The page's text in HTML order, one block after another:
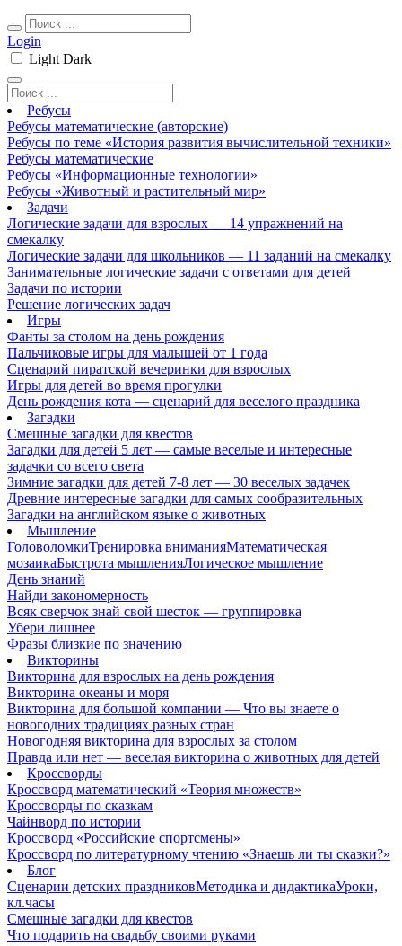
Login
Light Dark
Ребусы
Ребусы математические (авторские)
Ребусы по теме «История развития вычислительной техники»
Ребусы математические
Ребусы «Информационные технологии»
Ребусы «Животный и растительный мир»
Задачи
Логические задачи для взрослых — 14 упражнений на
смекалку
Логические задачи для школьников — 11 заданий на смекалку
Занимательные логические задачи с ответами для детей
Задачи по истории
Решение логических задач
Игры
Фанты за столом на день рождения
Пальчиковые игры для малышей от 1 года
Сценарий пиратской вечеринки для взрослых
Игры для детей во время прогулки
День рождения кота — сценарий для веселого праздника
Загадки
Смешные загадки для квестов
Загадки для детей 5 лет — самые веселые и интересные
задачки со всего света
Зимние загадки для детей 7-8 лет — 30 веселых задачек
Древние интересные загадки для самых сообразительных
Загадки на английском языке о животных
Мышление
ГоловоломкиТренировка вниманияМатематическая
мозаикаБыстрота мышленияЛогическое мышление
День знаний
Найди закономерность
Всяк сверчок знай свой шесток — группировка
Убери лишнее
Фразы близкие по значению
Викторины
Викторина для взрослых на день рождения
Викторина океаны и моря
Викторина для большой компании — Что вы знаете о
новогодних традициях разных стран
Новогодняя викторина для взрослых за столом
Правда или нет — веселая викторина о животных для детей
Кроссворды
Кроссворд математический «Теория множеств»
Кроссворды по сказкам
Чайнворд по истории
Кроссворд «Российские спортсмены»
Кроссворд по литературному чтению «Знаешь ли ты сказки?»
Блог
Сценарии детских праздниковМетодика и дидактикаУроки,
кл.часы
Смешные загадки для квестов
Что подарить на свадьбу своими руками